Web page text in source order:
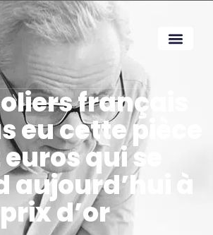
français
eu cette pièce
qui se
aujourd’hui à
prix d’or